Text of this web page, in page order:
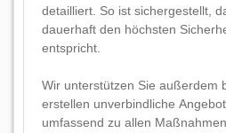
detailliert. So ist sichergestellt,
dauerhaft den höchsten
entspricht.
Wir unterstützen Sie außerdem
erstellen unverbindliche
umfassend zu allen